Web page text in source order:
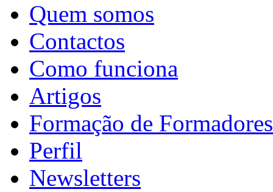
Quem somos
Contactos
Como funciona
Artigos
Formação de Formadores
Perfil
Newsletters